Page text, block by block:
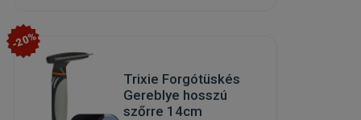
-20%
Trixie Forgótüskés
Gereblye hosszú
szőrre 14cm